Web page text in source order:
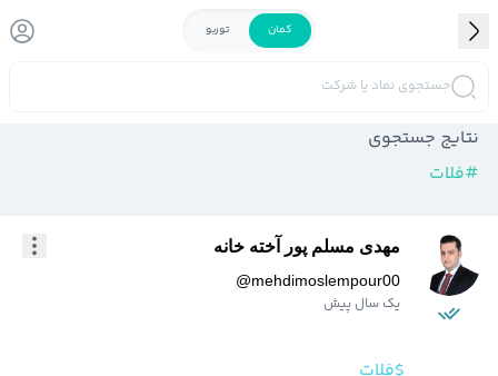
کمان توربو
جستجوی نماد یا شرکت
نتایج جستجوی
#فلات
مهدی مسلم پور آخته خانه
@mehdimoslempour00
یک سال پیش